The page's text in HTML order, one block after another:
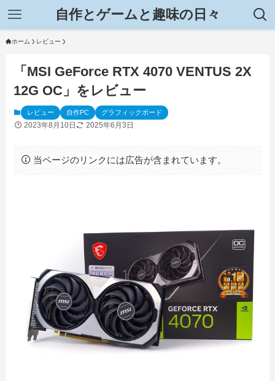
自作とゲームと趣味の日々
ホーム レビュー
「MSI GeForce RTX 4070 VENTUS 2X
12G OC」をレビュー
レビュー 自作PC グラフィックボード
2023年8月10日 2025年6月3日
当ページのリンクには広告が含まれています。